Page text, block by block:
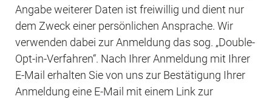
Angabe weiterer Daten ist freiwillig und dient nur
dem Zweck einer persönlichen Ansprache. Wir
verwenden dabei zur Anmeldung das sog. „Double-
Opt-in-Verfahren“. Nach Ihrer Anmeldung mit Ihrer
E-Mail erhalten Sie von uns zur Bestätigung Ihrer
Anmeldung eine E-Mail mit einem Link zur